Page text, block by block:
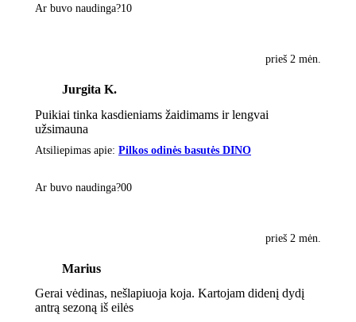
Ar buvo naudinga?10
prieš 2 mėn.
Jurgita K.
Puikiai tinka kasdieniams žaidimams ir lengvai
užsimauna
Atsiliepimas apie: Pilkos odinės basutės DINO
Ar buvo naudinga?00
prieš 2 mėn.
Marius
Gerai vėdinas, nešlapiuoja koja. Kartojam didenį dydį
antrą sezoną iš eilės